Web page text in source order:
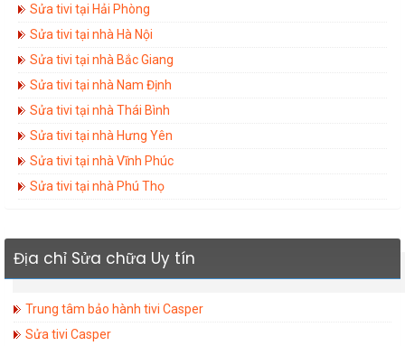
Sửa tivi tại Hải Phòng
Sửa tivi tại nhà Hà Nội
Sửa tivi tại nhà Bắc Giang
Sửa tivi tại nhà Nam Định
Sửa tivi tại nhà Thái Bình
Sửa tivi tại nhà Hưng Yên
Sửa tivi tại nhà Vĩnh Phúc
Sửa tivi tại nhà Phú Thọ
Địa chỉ Sửa chữa Uy tín
Trung tâm bảo hành tivi Casper
Sửa tivi Casper